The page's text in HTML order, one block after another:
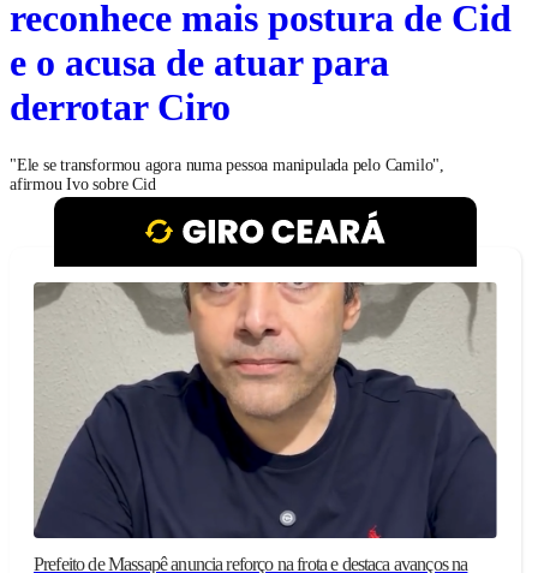
reconhece mais postura de Cid
e o acusa de atuar para
derrotar Ciro
"Ele se transformou agora numa pessoa manipulada pelo Camilo",
afirmou Ivo sobre Cid
Prefeito de Massapê anuncia reforço na frota e destaca avanços na